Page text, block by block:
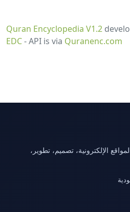
Quran Encyclopedia V1.2
EDC- API is via Quranenc.com
الإلكترونية، تصميم، تطوير،